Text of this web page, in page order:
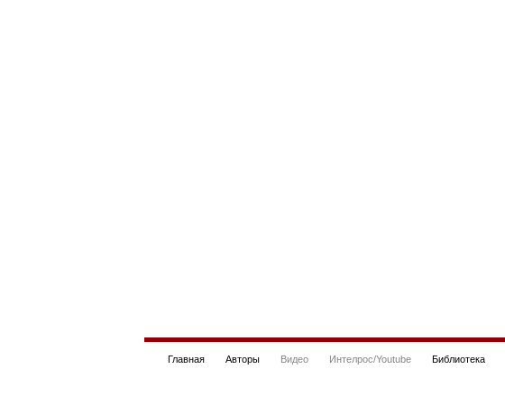
Главная Авторы Видео Интелрос/Youtube Библиотека